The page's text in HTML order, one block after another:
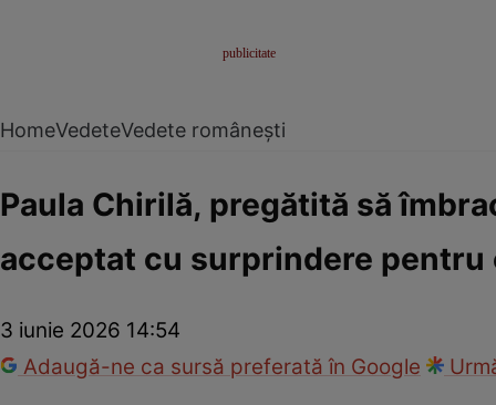
HomeVedeteVedete românești
Paula Chirilă, pregătită să
acceptat cu surprindere pentru
3 iunie 2026 14:54
Adaugă-ne ca sursă preferată în Google